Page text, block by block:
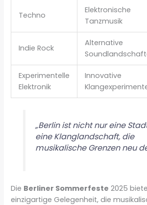
Techno
Elektronische
Tanzmusik
Indie Rock
Alternative
Experimentelle
Elektronik
Innovative
„Berlin ist nicht nur eine
eine Klanglandschaft, die
musikalische Grenzen neu
Die Berliner Sommerfeste 2025
einzigartige Gelegenheit, die